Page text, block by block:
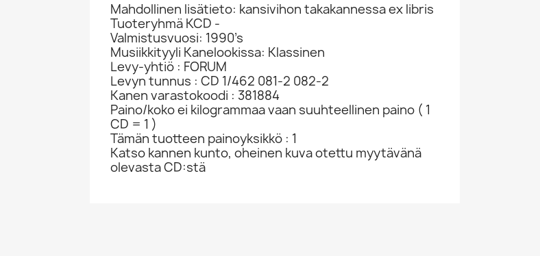
Mahdollinen lisätieto: kansivihon takakannessa ex libris
Tuoteryhmä KCD -
Valmistusvuosi: 1990’s
Musiikkityyli Kanelookissa: Klassinen
Levy-yhtiö : FORUM
Levyn tunnus : CD 1/462 081-2 082-2
Kanen varastokoodi : 381884
Paino/koko ei kilogrammaa vaan suuhteellinen paino ( 1
CD = 1 )
Tämän tuotteen painoyksikkö : 1
Katso kannen kunto, oheinen kuva otettu myytävänä
olevasta CD:stä